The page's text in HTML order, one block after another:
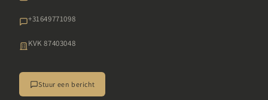
Alle producten
+31649771098
KVK 87403048
Stuur een bericht